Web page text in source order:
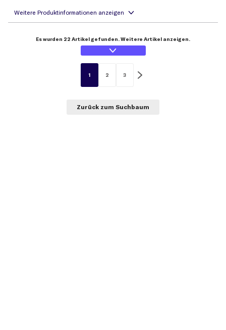
Es wurden 22 Artikel gefunden. Weitere Artikel anzeigen.
1 2 3
Zurück zum Suchbaum